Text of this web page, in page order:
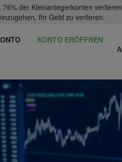
der Kleinanlegerkonten
Ihr Geld zu verlieren.
KONTO ERÖFFNEN